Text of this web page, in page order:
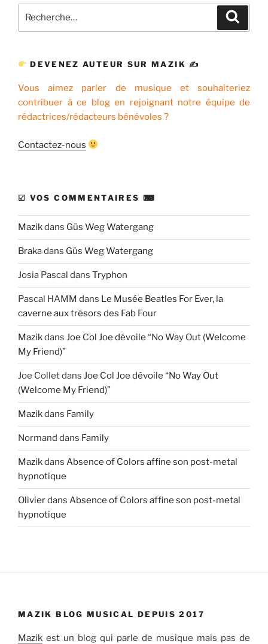
pour
DEVENEZ AUTEUR SUR MAZIK ✍
Vous aimez parler de musique et souhaiteriez
contribuer à ce blog en rejoignant notre équipe de
rédactrices/rédacteurs bénévoles ?
Contactez-nous
☑ VOS COMMENTAIRES ⌨
Mazikdans Güs Weg Watergang
Brakadans Güs Weg Watergang
Josia Pascal dans Tryphon
Pascal HAMM dans Le Musée Beatles For Ever, la
caverne aux trésors des Fab Four
Mazikdans Joe Col Joe dévoile “No Way Out (Welcome
My Friend)”
Joe Colletdans Joe Col Joe dévoile “No Way Out
(Welcome My Friend)”
Mazikdans Family
Normand dans Family
Mazikdans Absence of Colors affine son post-metal
hypnotique
Olivierdans Absence of Colors affine son post-metal
hypnotique
MAZIK BLOG MUSICAL DEPUIS 2017
Mazik est un blog qui parle de musique mais pas de